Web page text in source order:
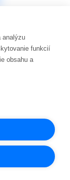
analýzu
funkcií
obsahu a